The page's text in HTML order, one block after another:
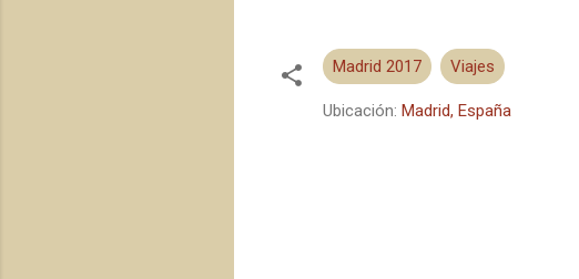
Madrid 2017 Viajes
Ubicación: Madrid, España